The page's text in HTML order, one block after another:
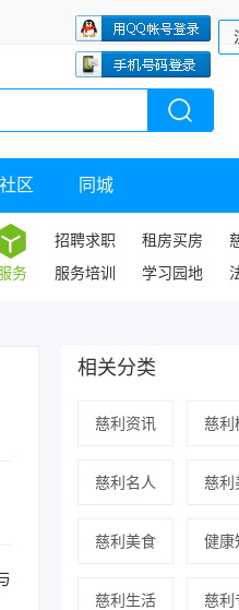
社区 同城
务
招聘求职 租房买房
服务培训
学习园地
相关分类
慈利资讯 慈利
慈利名人 慈利
慈利美食 健康
慈利生活 慈利